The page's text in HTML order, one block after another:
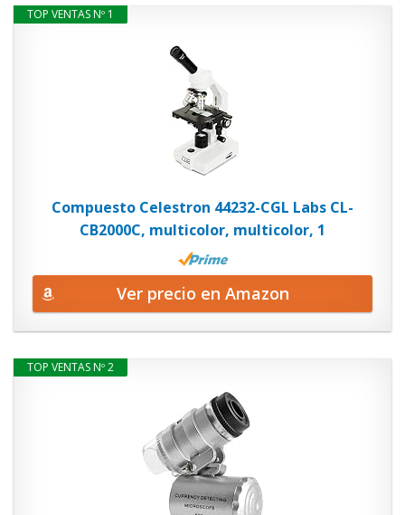
TOP VENTAS Nº 1
Compuesto Celestron 44232-CGL Labs CL-
CB2000C, multicolor, multicolor, 1
Ver precio en Amazon
TOP VENTAS Nº 2